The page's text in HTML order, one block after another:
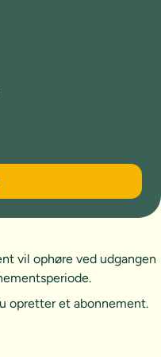
vil ophøre ved udgangen
opretter et abonnement.